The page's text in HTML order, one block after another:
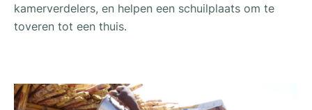
kamerverdelers, en helpen een schuilplaats om te
toveren tot een thuis.